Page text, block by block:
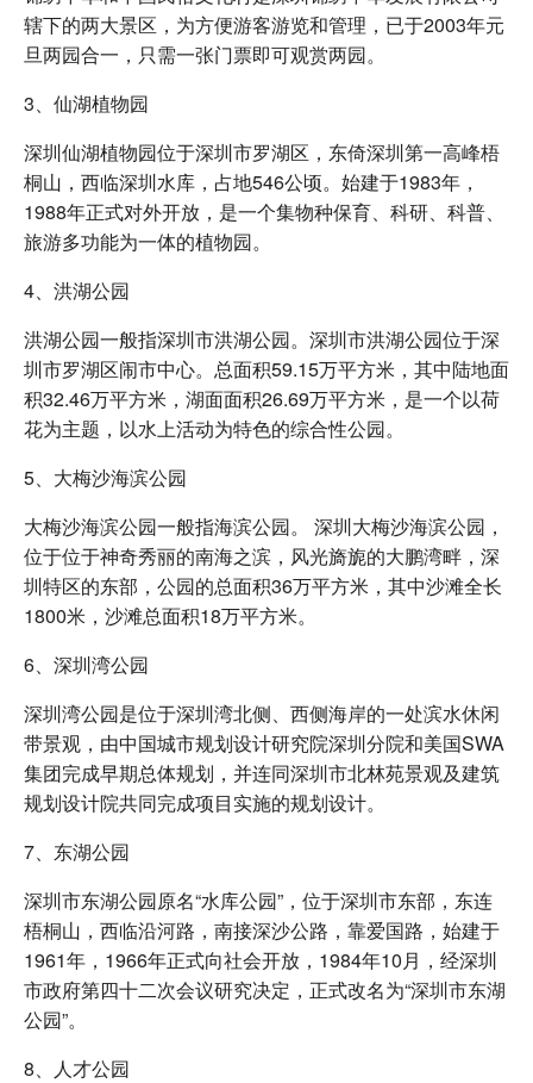
辖下的两大景区，为方便游客游览和管理，已于2003年元
旦两园合一，只需一张门票即可观赏两园。
3、仙湖植物园
深圳仙湖植物园位于深圳市罗湖区，东倚深圳第一高峰梧
桐山，西临深圳水库，占地546公顷。始建于1983年，
1988年正式对外开放，是一个集物种保育、科研、科普、
旅游多功能为一体的植物园。
4、洪湖公园
洪湖公园一般指深圳市洪湖公园。深圳市洪湖公园位于深
圳市罗湖区闹市中心。总面积59.15万平方米，其中陆地面
积32.46万平方米，湖面面积26.69万平方米，是一个以荷
花为主题，以水上活动为特色的综合性公园。
5、大梅沙海滨公园
大梅沙海滨公园一般指海滨公园。 深圳大梅沙海滨公园，
位于位于神奇秀丽的南海之滨，风光旖旎的大鹏湾畔，深
圳特区的东部，公园的总面积36万平方米，其中沙滩全长
1800米，沙滩总面积18万平方米。
6、深圳湾公园
深圳湾公园是位于深圳湾北侧、西侧海岸的一处滨水休闲
带景观，由中国城市规划设计研究院深圳分院和美国SWA
集团完成早期总体规划，并连同深圳市北林苑景观及建筑
规划设计院共同完成项目实施的规划设计。
7、东湖公园
深圳市东湖公园原名“水库公园”，位于深圳市东部，东连
梧桐山，西临沿河路，南接深沙公路，靠爱国路，始建于
1961年，1966年正式向社会开放，1984年10月，经深圳
市政府第四十二次会议研究决定，正式改名为“深圳市东湖
公园”。
8、人才公园